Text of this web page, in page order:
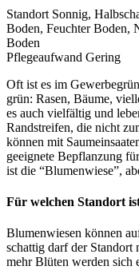
Standort Sonnig,
Boden, Feuchter Boden,
Boden
Pflegeaufwand Gering
Oft ist es im
grün: Rasen, Bäume,
es auch vielfältig und
Randstreifen, die nicht
können mit
geeignete Bepflanzung
ist die “Blumenwiese”,
Für welchen Standort
Blumenwiesen können
schattig darf der Standort
mehr Blüten werden sich